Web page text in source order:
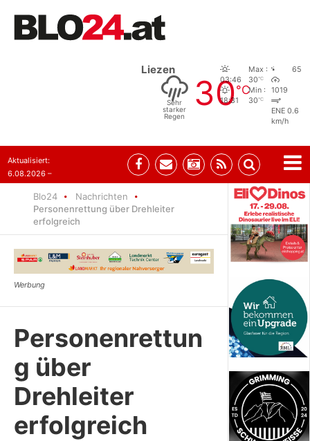
Liezen
Sehr
starker
Regen
30°C
03:46
18:31
Max :
30°C
Min :
30°C
65
1019
ENE 0.6
km/h
Aktualisiert:
6.08.2026 –
Blo24
Nachrichten
Personenrettung über Drehleiter
erfolgreich
Personenrettun
g über
Drehleiter
erfolgreich